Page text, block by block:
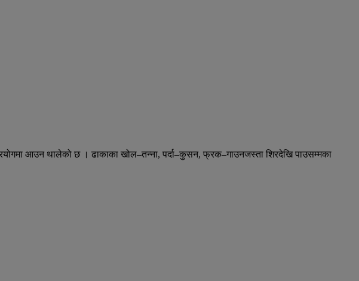
प्रयोगमा आउन थालेको छ । ढाकाका खोल–तन्ना, पर्दा–कुसन, फ्रक–गाउनजस्ता शिरदेखि पाउसम्मका